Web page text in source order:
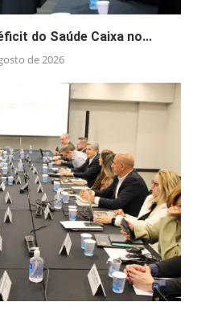
do Saúde Caixa no...
de 2026